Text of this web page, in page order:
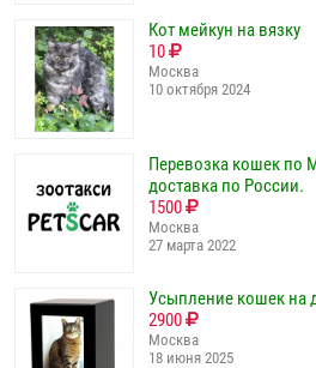
Кот мейкун на вязку
10
Москва
10 октября 2024
Перевозка кошек по
доставка по России.
1500
Москва
27 марта 2022
Усыпление кошек на
2900
Москва
18 июня 2025